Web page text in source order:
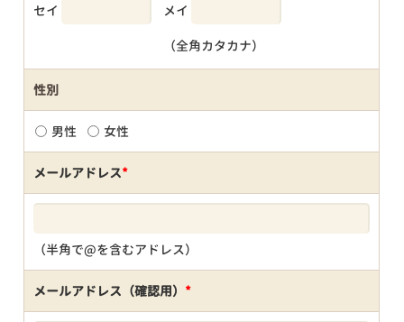
セイ メイ
（全角カタカナ）
性別
男性 女性
メールアドレス*
（半角で@を含むアドレス）
メールアドレス（確認用） *